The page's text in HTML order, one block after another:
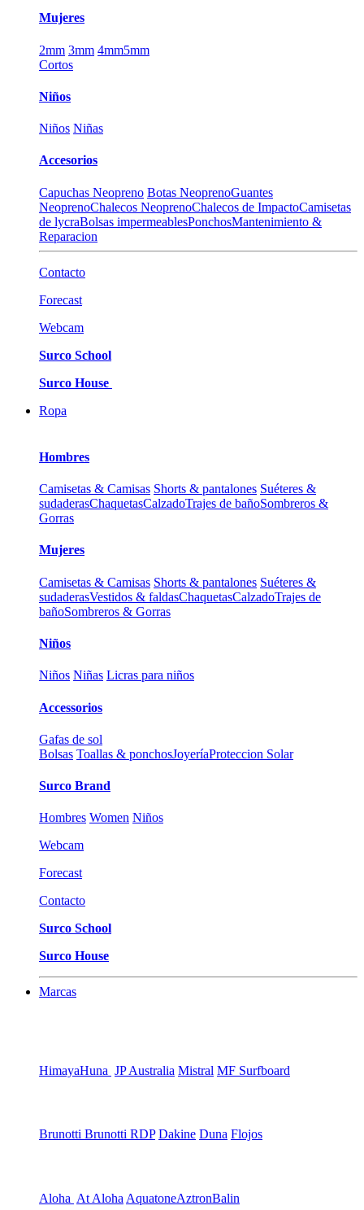
Mujeres
2mm 3mm 4mm5mm
Cortos
Niños
Niños Niñas
Accesorios
Capuchas Neopreno Botas NeoprenoGuantes
NeoprenoChalecos NeoprenoChalecos de ImpactoCamisetas
de lycraBolsas impermeablesPonchosMantenimiento &
Reparacion
Contacto
Forecast
Webcam
Surco School
Surco House
Ropa
Hombres
Camisetas & Camisas Shorts & pantalones Suéteres &
sudaderasChaquetasCalzadoTrajes de bañoSombreros &
Gorras
Mujeres
Camisetas & Camisas Shorts & pantalones Suéteres &
sudaderasVestidos & faldasChaquetasCalzadoTrajes de
bañoSombreros & Gorras
Niños
Niños Niñas Licras para niños
Accessorios
Gafas de sol
Bolsas Toallas & ponchosJoyeríaProteccion Solar
Surco Brand
Hombres Women Niños
Webcam
Forecast
Contacto
Surco School
Surco House
Marcas
HimayaHuna JP Australia Mistral MF Surfboard
Brunotti Brunotti RDP Dakine Duna Flojos
Aloha At Aloha AquatoneAztronBalin